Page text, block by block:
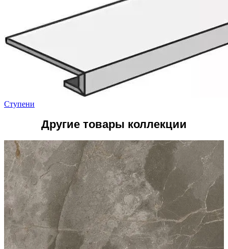
Ступени
Другие товары коллекции